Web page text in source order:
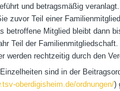
und betragsmäßig
zuvor Teil einer
betroffene Mitglied bleibt dann
Teil der
werden rechtzeitig durch den
sind in der
oberdigisheim.de/ordnungen/)